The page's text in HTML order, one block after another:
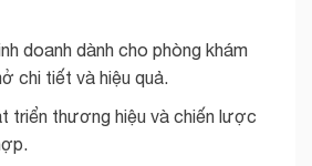
doanh dành cho phòng khám
chi tiết và hiệu quả.
triển thương hiệu và chiến lược